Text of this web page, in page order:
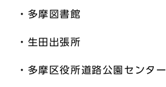
・多摩図書館
・生田出張所
・多摩区役所道路公園センター